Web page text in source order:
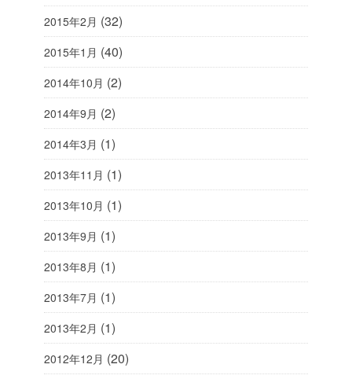
2015年2月 (32)
2015年1月 (40)
2014年10月 (2)
2014年9月 (2)
2014年3月 (1)
2013年11月 (1)
2013年10月 (1)
2013年9月 (1)
2013年8月 (1)
2013年7月 (1)
2013年2月 (1)
2012年12月 (20)